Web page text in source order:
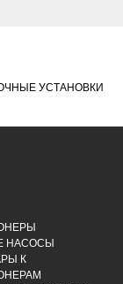
УСТАНОВКИ
НАСОСЫ
К